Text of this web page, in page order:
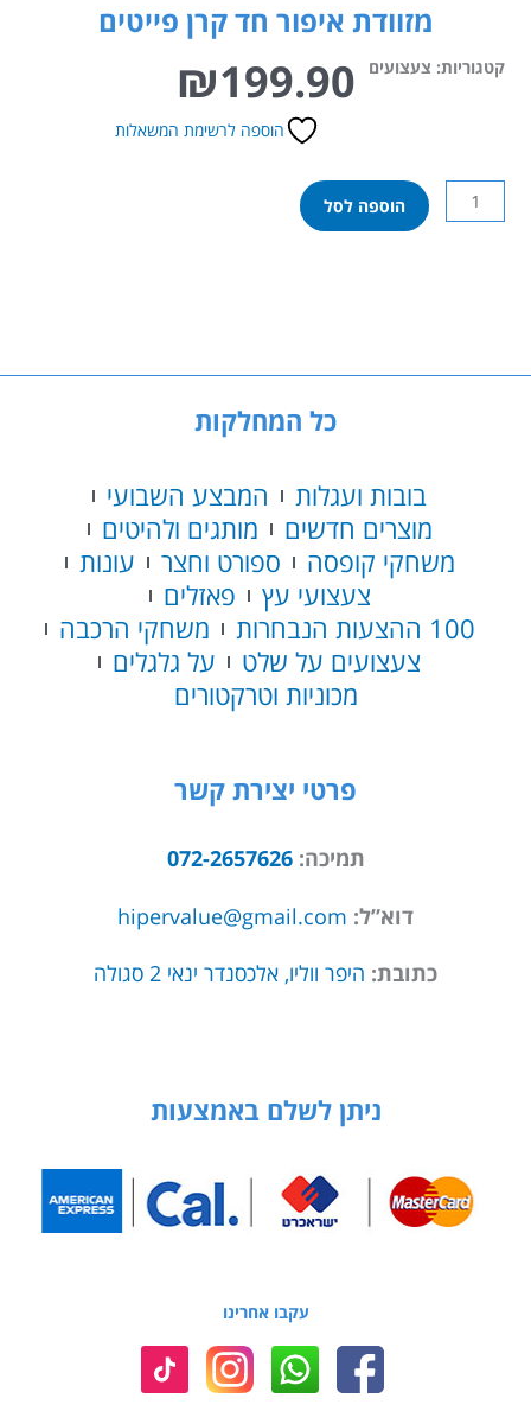
מזוודת איפור חד קרן פייטים
קטגוריות: צעצועים ₪199.90
הוספה לרשימת המשאלות
כמות
של
הוספה לסל
כל המחלקות
בובות ועגלות
המבצע השבועי
מוצרים חדשים
מותגים ולהיטים
משחקי קופסה
ספורט וחצר
עונות
צעצועי עץ
פאזלים
100 ההצעות הנבחרות
משחקי הרכבה
צעצועים על שלט
על גלגלים
מכוניות וטרקטורים
פרטי יצירת קשר
תמיכה:072-2657626
דוא”ל: hipervalue@gmail.com
כתובת: היפר ווליו, אלכסנדר ינאי 2 סגולה
ניתן לשלם באמצעות
עקבו אחרינו